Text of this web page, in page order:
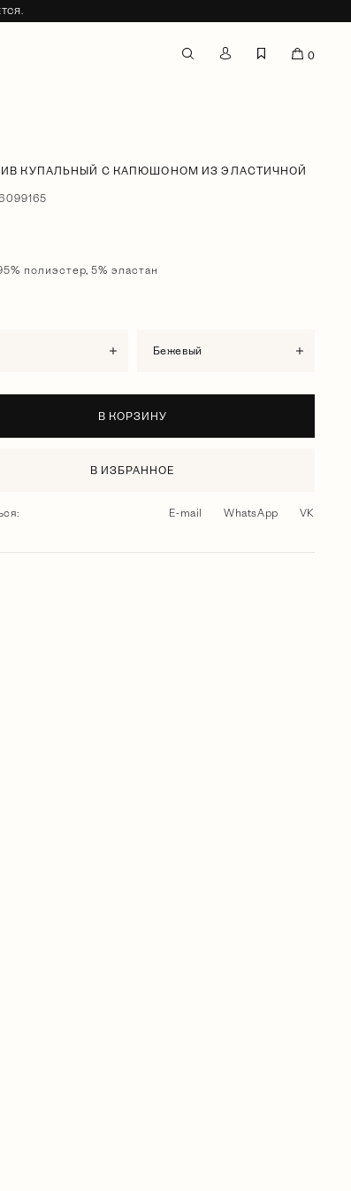
0
КУПАЛЬНЫЙ С КАПЮШОНОМ ИЗ ЭЛАСТИЧНОЙ
полиэстер, 5% эластан
бежевый
В КОРЗИНУ
В ИЗБРАННОЕ
E-mail WhatsApp VK